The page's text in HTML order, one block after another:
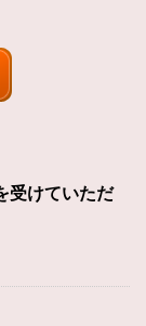
受けていただ